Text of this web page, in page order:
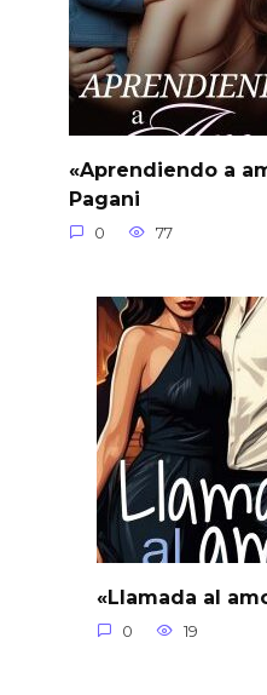
«Aprendiendo a
Pagani
0 77
«Llamada al
0 19